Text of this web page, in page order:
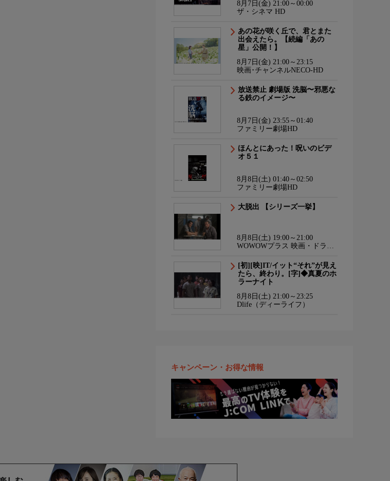
8月7日(金) 21:00～00:00
ザ・シネマ HD
あの花が咲く丘で、君とまた
出会えたら。【続編「あの
星」公開！】
8月7日(金) 21:00～23:15
映画･チャンネルNECO-HD
放送禁止 劇場版 洗脳〜邪悪な
る鉄のイメージ〜
8月7日(金) 23:55～01:40
ファミリー劇場HD
ほんとにあった！呪いのビデ
オ５１
8月8日(土) 01:40～02:50
ファミリー劇場HD
大脱出 【シリーズ一挙】
8月8日(土) 19:00～21:00
WOWOWプラス 映画・ドラ
[初][映]IT/イット“それ”が見え
たら、終わり。[字]◆真夏のホ
ラーナイト
8月8日(土) 21:00～23:25
Dlife（ディーライフ）
キャンペーン・お得な情報